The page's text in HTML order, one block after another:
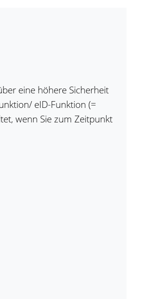
eine höhere Sicherheit
eID-Funktion (=
wenn Sie zum Zeitpunkt